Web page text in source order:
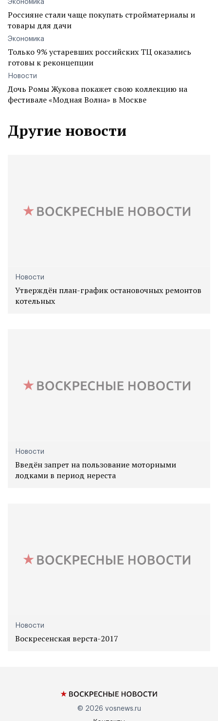
Экономика
Россияне стали чаще покупать стройматериалы и
товары для дачи
Экономика
Только 9% устаревших российских ТЦ оказались
готовы к реконцепции
Новости
Дочь Ромы Жукова покажет свою коллекцию на
фестивале «Модная Волна» в Москве
Другие новости
Новости
Утверждён план-график остановочных ремонтов
котельных
Новости
Введён запрет на пользование моторными
лодками в период нереста
Новости
Воскресенская верста-2017
© 2026 vosnews.ru